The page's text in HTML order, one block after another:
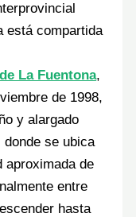
está compartida
La Fuentona,
de 1998,
y alargado
se ubica
aproximada de
entre
hasta